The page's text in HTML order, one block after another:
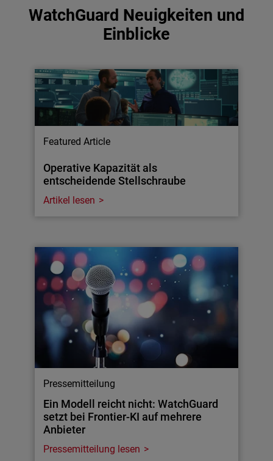
WatchGuard Neuigkeiten und
Einblicke
Featured Article
Operative Kapazität als
entscheidende Stellschraube
Artikel lesen
Pressemitteilung
Ein Modell reicht nicht: WatchGuard
setzt bei Frontier-KI auf mehrere
Anbieter
Pressemitteilung lesen